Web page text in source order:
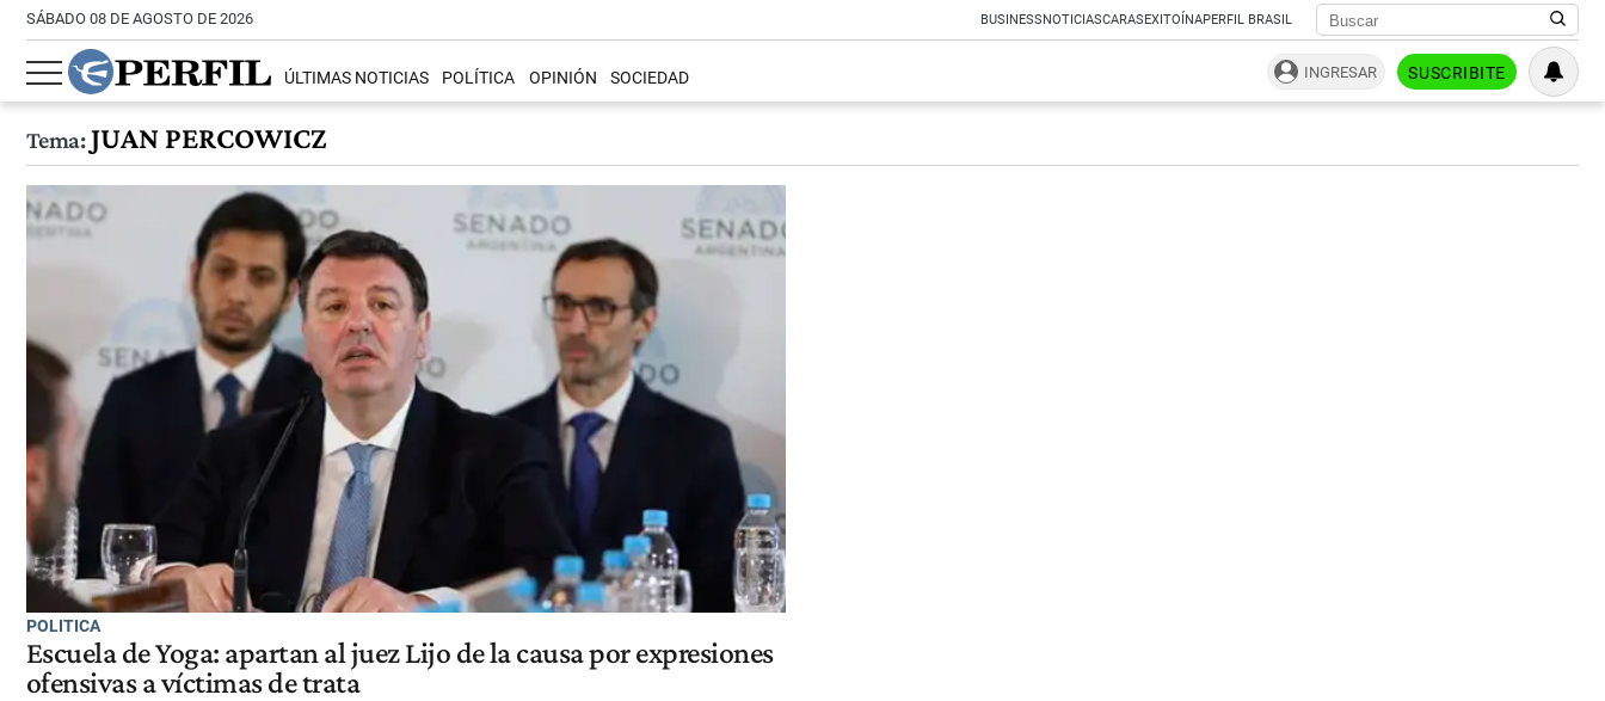
SÁBADO 08 DE AGOSTO DE 2026 BUSINESSNOTICIASCARASEXITOÍNAPERFIL BRASIL
ÚLTIMAS NOTICIAS POLÍTICA OPINIÓN SOCIEDAD INGRESAR SUSCRIBITE
Tema:JUAN PERCOWICZ
POLITICA
Escuela de Yoga: apartan al juez Lijo de la causa por expresiones
ofensivas a víctimas de trata